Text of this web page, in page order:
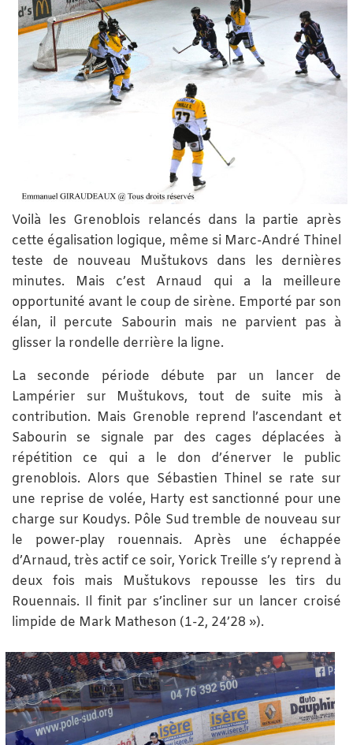
Voilà les Grenoblois relancés dans la partie après
cette égalisation logique, même si Marc-André Thinel
teste de nouveau Muštukovs dans les dernières
minutes. Mais c’est Arnaud qui a la meilleure
opportunité avant le coup de sirène. Emporté par son
élan, il percute Sabourin mais ne parvient pas à
glisser la rondelle derrière la ligne.
La seconde période débute par un lancer de
Lampérier sur Muštukovs, tout de suite mis à
contribution. Mais Grenoble reprend l’ascendant et
Sabourin se signale par des cages déplacées à
répétition ce qui a le don d’énerver le public
grenoblois. Alors que Sébastien Thinel se rate sur
une reprise de volée, Harty est sanctionné pour une
charge sur Koudys. Pôle Sud tremble de nouveau sur
le power-play rouennais. Après une échappée
d’Arnaud, très actif ce soir, Yorick Treille s’y reprend à
deux fois mais Muštukovs repousse les tirs du
Rouennais. Il finit par s’incliner sur un lancer croisé
limpide de Mark Matheson (1-2, 24’28 »).